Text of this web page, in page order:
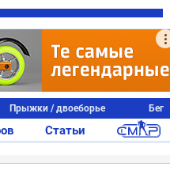
Прыжки / двоеборье Бег
Статьи